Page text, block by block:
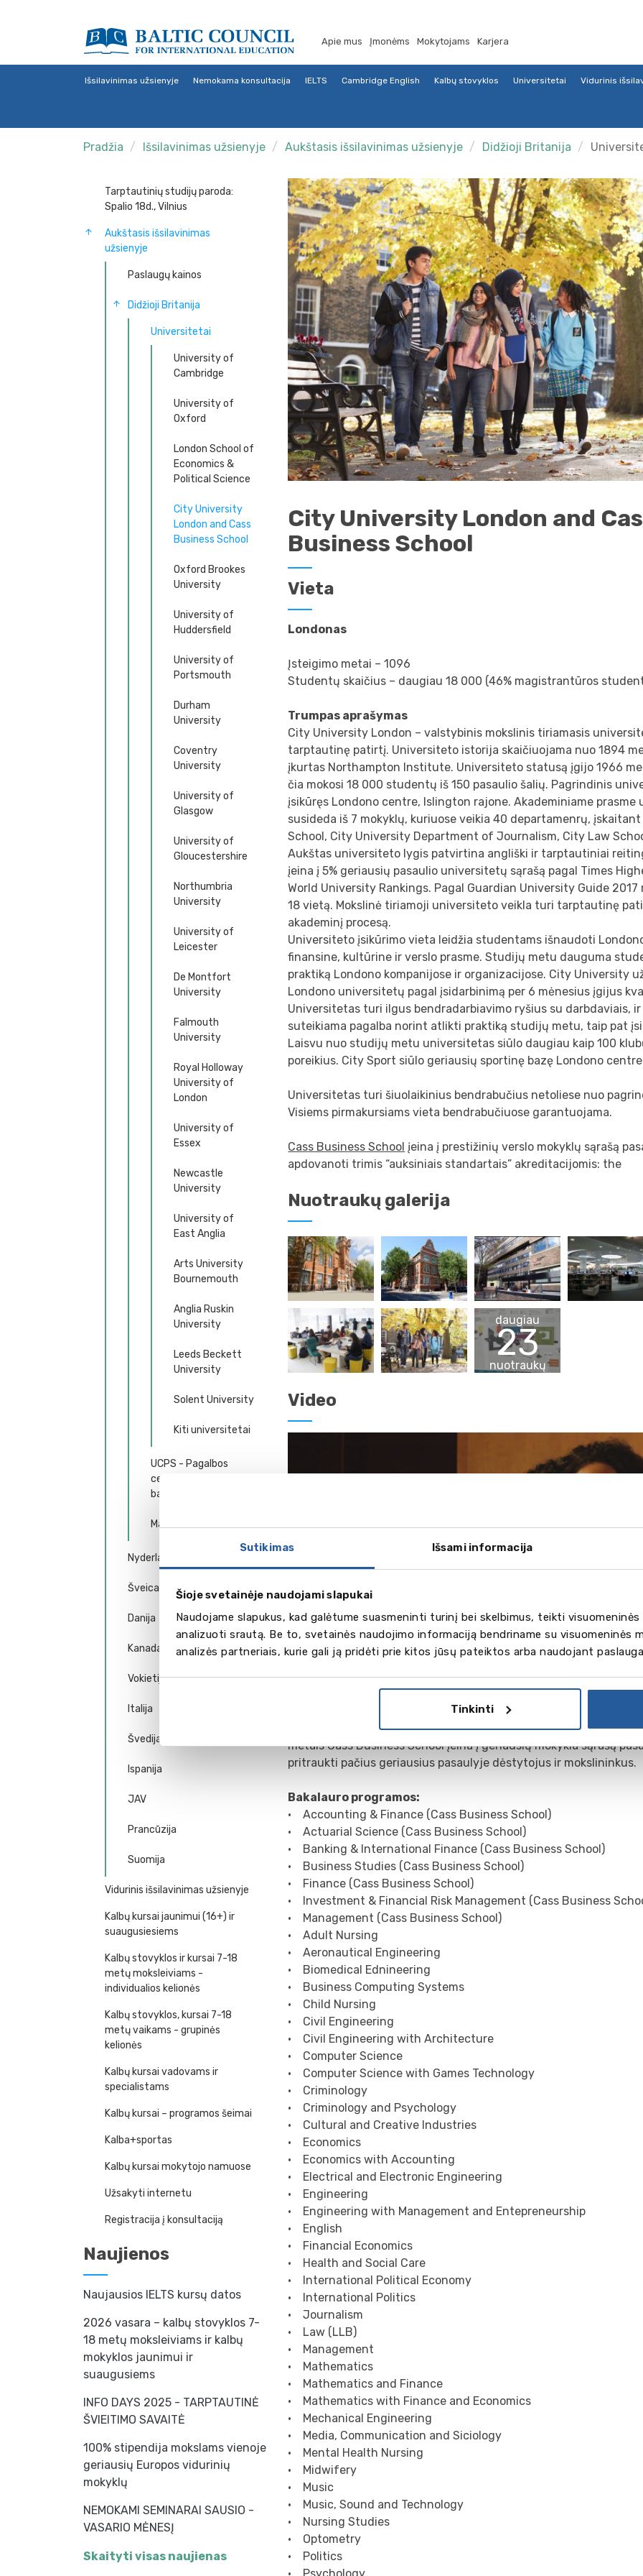
Sutikimas Išsami informacija
Šioje svetainėje naudojami slapukai
Naudojame slapukus, kad galėtume suasmeninti turinį bei skelbimus, teikti
analizuoti srautą. Be to, svetainės naudojimo informaciją bendriname su visuomeninės
analizės partneriais, kurie gali ją pridėti prie kitos jūsų pateiktos arba naudojant
Tinkinti
Apie mus Įmonėms Mokytojams Karjera
Išsilavinimas užsienyje Nemokama konsultacija IELTS Cambridge English Kalbų stovyklos Universitetai Vidurinis
Pradžia Išsilavinimas užsienyje Aukštasis išsilavinimas užsienyje Didžioji Britanija
Tarptautinių studijų paroda:
Spalio 18d., Vilnius
Aukštasis išsilavinimas
užsienyje
Paslaugų kainos
Didžioji Britanija
Universitetai
University of
Cambridge
University of
Oxford
London School of
Economics &
Political Science
City University
London and Cass
Business School
Oxford Brookes
University
University of
Huddersfield
University of
Portsmouth
Durham
University
Coventry
University
University of
Glasgow
University of
Gloucestershire
Northumbria
University
University of
Leicester
De Montfort
University
Falmouth
University
Royal Holloway
University of
London
University of
Essex
Newcastle
University
University of
East Anglia
Arts University
Bournemouth
Anglia Ruskin
University
Leeds Beckett
University
Solent University
Kiti universitetai
UCPS - Pagalbos
centras stojantiems į
bakalauro programas
Magistrantūra
Nyderlandai
Šveicarija
Danija
Kanada
Vokietija
Italija
Švedija
Ispanija
JAV
Prancūzija
Suomija
Vidurinis išsilavinimas užsienyje
Kalbų kursai jaunimui (16+) ir
suaugusiesiems
Kalbų stovyklos ir kursai 7-18
metų moksleiviams -
individualios kelionės
Kalbų stovyklos, kursai 7-18
metų vaikams - grupinės
kelionės
Kalbų kursai vadovams ir
specialistams
Kalbų kursai – programos šeimai
Kalba+sportas
Kalbų kursai mokytojo namuose
Užsakyti internetu
Registracija į konsultaciją
Naujienos
Naujausios IELTS kursų datos
2026 vasara – kalbų stovyklos 7-
18 metų moksleiviams ir kalbų
mokyklos jaunimui ir
suaugusiems
INFO DAYS 2025 - TARPTAUTINĖ
ŠVIEITIMO SAVAITĖ
100% stipendija mokslams vienoje
geriausių Europos vidurinių
mokyklų
NEMOKAMI SEMINARAI SAUSIO -
VASARIO MĖNESĮ
Skaityti visas naujienas
City University London and
Business School
Vieta
Londonas
Įsteigimo metai – 1096
Studentų skaičius – daugiau 18 000 (46% magistrantūros
Trumpas aprašymas
City University London – valstybinis mokslinis tiriamasis
tarptautinę patirtį. Universiteto istorija skaičiuojama nuo 1894
įkurtas Northampton Institute. Universiteto statusą įgijo 1966
čia mokosi 18 000 studentų iš 150 pasaulio šalių. Pagrindinis
įsikūręs Londono centre, Islington rajone. Akademiniame prasme
susideda iš 7 mokyklų, kuriuose veikia 40 departamenrų, įskaitant
School, City University Department of Journalism, City Law
Aukštas universiteto lygis patvirtina angliški ir tarptautiniai
įeina į 5% geriausių pasaulio universitetų sąrašą pagal Times
World University Rankings. Pagal Guardian University Guide
18 vietą. Mokslinė tiriamoji universiteto veikla turi tarptautinę
akademinį procesą.
Universiteto įsikūrimo vieta leidžia studentams išnaudoti
finansine, kultūrine ir verslo prasme. Studijų metu dauguma
praktiką Londono kompanijose ir organizacijose. City University
Londono universitetų pagal įsidarbinimą per 6 mėnesius įgijus
Universitetas turi ilgus bendradarbiavimo ryšius su darbdaviais,
suteikiama pagalba norint atlikti praktiką studijų metu, taip pat
Laisvu nuo studijų metu universitetas siūlo daugiau kaip 100
poreikius. City Sport siūlo geriausių sportinę bazę Londono
Universitetas turi šiuolaikinius bendrabučius netoliese nuo
Visiems pirmakursiams vieta bendrabučiuose garantuojama.
Cass Business School įeina į prestižinių verslo mokyklų sąrašą
apdovanoti trimis “auksiniais standartais” akreditacijomis: the
Nuotraukų galerija
daugiau
23
nuotraukų
Video
Association to Advance Collegiate Schools of Business
MBAs (AMBA), the European Quality Improvement System
metais Cass Business School įeina į geriausių mokykla sąrašą
pritraukti pačius geriausius pasaulyje dėstytojus ir mokslininkus.
Bakalauro programos:
• Accounting & Finance (Cass Business School)
• Actuarial Science (Cass Business School)
• Banking & International Finance (Cass Business School)
• Business Studies (Cass Business School)
• Finance (Cass Business School)
• Investment & Financial Risk Management (Cass Business
• Management (Cass Business School)
• Adult Nursing
• Aeronautical Engineering
• Biomedical Ednineering
• Business Computing Systems
• Child Nursing
• Civil Engineering
• Civil Engineering with Architecture
• Computer Science
• Computer Science with Games Technology
• Criminology
• Criminology and Psychology
• Cultural and Creative Industries
• Economics
• Economics with Accounting
• Electrical and Electronic Engineering
• Engineering
• Engineering with Management and Entepreneurship
• English
• Financial Economics
• Health and Social Care
• International Political Economy
• International Politics
• Journalism
• Law (LLB)
• Management
• Mathematics
• Mathematics and Finance
• Mathematics with Finance and Economics
• Mechanical Engineering
• Media, Communication and Siciology
• Mental Health Nursing
• Midwifery
• Music
• Music, Sound and Technology
• Nursing Studies
• Optometry
• Politics